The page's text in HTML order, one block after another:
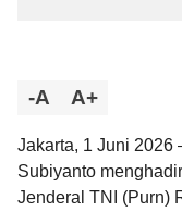
-A A+
Jakarta, 1 Juni 2026
Subiyanto
Jenderal TNI (Purn)